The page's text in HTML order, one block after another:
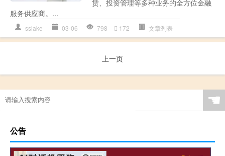
赁、投资管理等多种业务的全方位金融
服务供应商。...
sslake 03-06 798 172 文章列表
上一页
☚
公告